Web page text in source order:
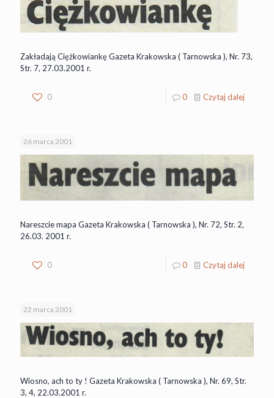
Zakładają Ciężkowiankę Gazeta Krakowska ( Tarnowska ), Nr. 73,
Str. 7, 27.03.2001 r.
0 0 Czytaj dalej
26 marca 2001
Nareszcie mapa Gazeta Krakowska ( Tarnowska ), Nr. 72, Str. 2,
26.03. 2001 r.
0 0 Czytaj dalej
22 marca 2001
Wiosno, ach to ty ! Gazeta Krakowska ( Tarnowska ), Nr. 69, Str.
3, 4, 22.03.2001 r.